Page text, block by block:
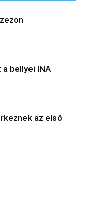
bellyei INA
az első